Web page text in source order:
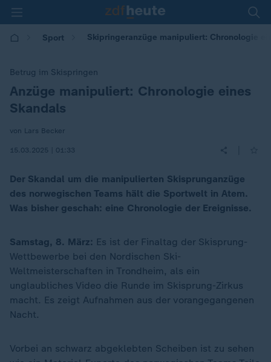
Sport Skipringeranzüge manipuliert: Chronologie
Betrug im Skispringen
:
Anzüge manipuliert: Chronologie eines
Skandals
von Lars Becker
15.03.2025 | 01:33
Der Skandal um die manipulierten Skisprunganzüge
des norwegischen Teams hält die Sportwelt in Atem.
Was bisher geschah: eine Chronologie der Ereignisse.
Samstag, 8. März: Es ist der Finaltag der Skisprung-
Wettbewerbe bei den Nordischen Ski-
Weltmeisterschaften in Trondheim, als ein
unglaubliches Video die Runde im Skisprung-Zirkus
macht. Es zeigt Aufnahmen aus der vorangegangenen
Nacht.
Vorbei an schwarz abgeklebten Scheiben ist zu sehen